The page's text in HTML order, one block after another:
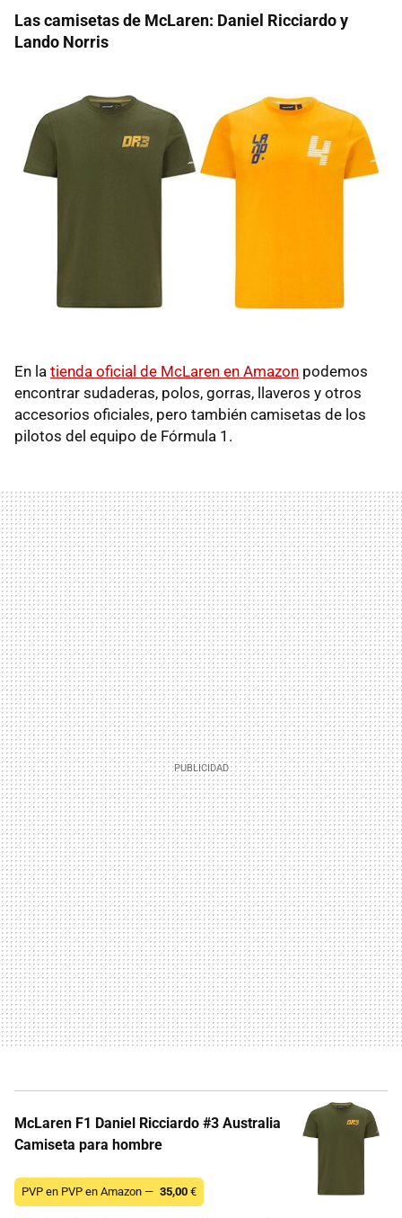
Las camisetas de McLaren: Daniel Ricciardo y
Lando Norris
En la tienda oficial de McLaren en Amazon podemos
encontrar sudaderas, polos, gorras, llaveros y otros
accesorios oficiales, pero también camisetas de los
pilotos del equipo de Fórmula 1.
McLaren F1 Daniel Ricciardo #3 Australia
Camiseta para hombre
PVP en PVP en Amazon — 35,00 €